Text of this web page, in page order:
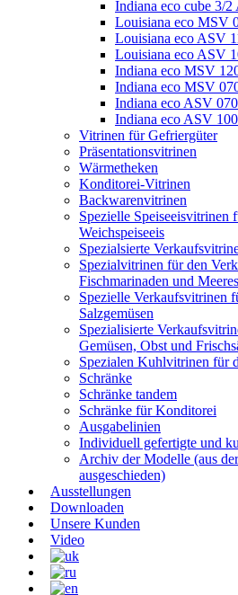
Indiana eco cube 3/
Louisiana eco MSV
Louisiana eco ASV
Louisiana eco ASV
Indiana eco MSV
Indiana eco MSV
Indiana eco ASV
Indiana eco ASV
Vitrinen für Gefriergüter
Präsentationsvitrinen
Wärmetheken
Konditorei-Vitrinen
Backwarenvitrinen
Spezielle Speiseeisvitrinen
Weichspeiseeis
Spezialsierte
Spezialvitrinen für den
Fischmarinaden und
Spezielle Verkaufsvitrinen
Salzgemüsen
Spezialisierte
Gemüsen, Obst und
Spezialen Kuhlvitrinen für
Schränke
Schränke tandem
Schränke für Konditorei
Ausgabelinien
Individuell gefertigte und
Archiv der Modelle (aus
ausgeschieden)
Ausstellungen
Downloaden
Unsere Kunden
Video